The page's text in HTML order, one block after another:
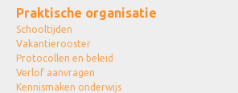
Praktische organisatie
Schooltijden
Vakantierooster
Protocollen en beleid
Verlof aanvragen
Kennismaken onderwijs